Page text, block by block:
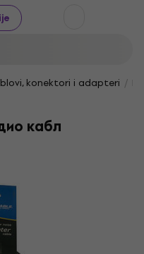
konektori i adapteri
кабл